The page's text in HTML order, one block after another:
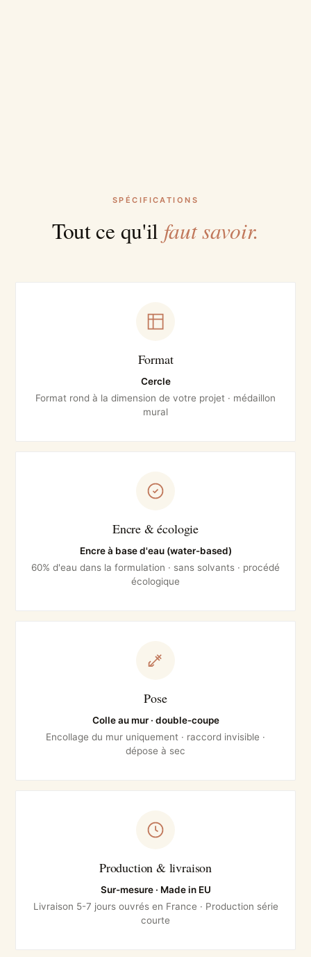
SPÉCIFICATIONS
Tout ce qu'il faut savoir.
Format
Cercle
Format rond à la dimension de votre projet · médaillon
mural
Encre & écologie
Encre à base d'eau (water-based)
60% d'eau dans la formulation · sans solvants · procédé
écologique
Pose
Colle au mur · double-coupe
Encollage du mur uniquement · raccord invisible ·
dépose à sec
Production & livraison
Sur-mesure · Made in EU
Livraison 5-7 jours ouvrés en France · Production série
courte